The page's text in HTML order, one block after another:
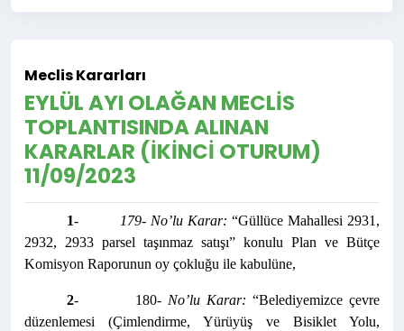
Meclis Kararları
EYLÜL AYI OLAĞAN MECLİS
TOPLANTISINDA ALINAN
KARARLAR (İKİNCİ OTURUM)
11/09/2023
1- 179- No’lu Karar: “Güllüce Mahallesi 2931,
2932, 2933 parsel taşınmaz satışı” konulu Plan ve Bütçe
Komisyon Raporunun oy çokluğu ile kabulüne,
2- 180- No’lu Karar: “Belediyemizce çevre
düzenlemesi (Çimlendirme, Yürüyüş ve Bisiklet Yolu,